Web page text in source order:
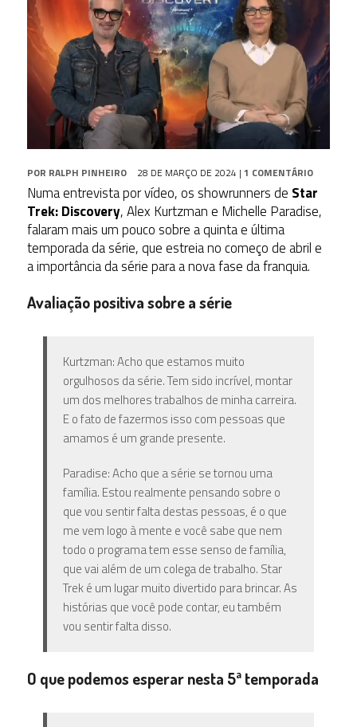
POR RALPH PINHEIRO 28 DE MARÇO DE 2024 | 1 COMENTÁRIO
Numa entrevista por vídeo, os showrunners de Star
Trek: Discovery, Alex Kurtzman e Michelle Paradise,
falaram mais um pouco sobre a quinta e última
temporada da série, que estreia no começo de abril e
a importância da série para a nova fase da franquia.
Avaliação positiva sobre a série
Kurtzman: Acho que estamos muito
orgulhosos da série. Tem sido incrível, montar
um dos melhores trabalhos de minha carreira.
E o fato de fazermos isso com pessoas que
amamos é um grande presente.
Paradise: Acho que a série se tornou uma
família. Estou realmente pensando sobre o
que vou sentir falta destas pessoas, é o que
me vem logo à mente e você sabe que nem
todo o programa tem esse senso de família,
que vai além de um colega de trabalho. Star
Trek é um lugar muito divertido para brincar. As
histórias que você pode contar, eu também
vou sentir falta disso.
O que podemos esperar nesta 5ª temporada